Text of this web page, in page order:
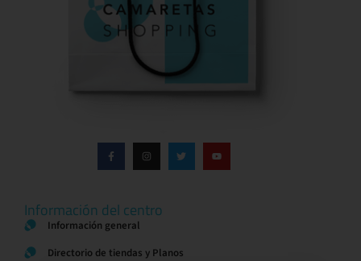
Información del centro
Información general
Directorio de tiendas y Planos